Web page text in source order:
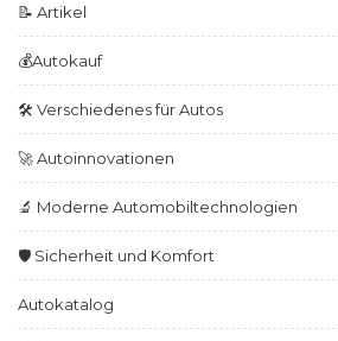
📝 Artikel
💰Autokauf
🛠️ Verschiedenes für Autos
🚀 Autoinnovationen
🔬 Moderne Automobiltechnologien
🛡️ Sicherheit und Komfort
Autokatalog